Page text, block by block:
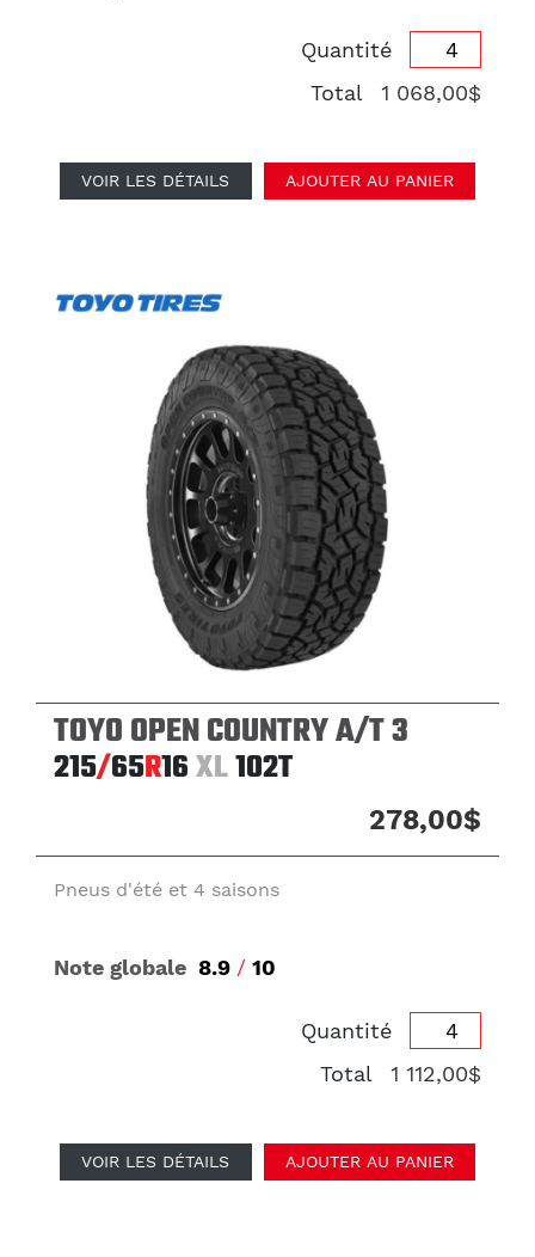
Quantité
Total
1 068,00$
VOIR LES DÉTAILS AJOUTER AU PANIER
TOYO OPEN COUNTRY A/T 3
215/65R16XL102T
278,00$
Pneus d'été et 4 saisons
Note globale 8.9 / 10
Quantité
Total
1 112,00$
VOIR LES DÉTAILS AJOUTER AU PANIER